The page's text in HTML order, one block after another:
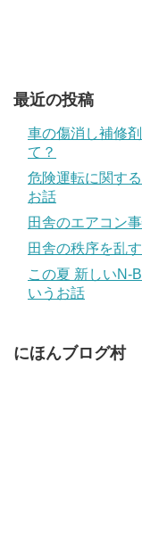
最近の投稿
車の傷消し補修
て？
危険運転に関す
お話
田舎のエアコン
田舎の秩序を乱
この夏 新しいN-
いうお話
にほんブログ村